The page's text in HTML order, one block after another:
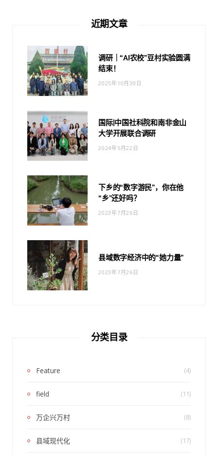
近期文章
调研｜“AI农校”豆村实验圆满
结束！
2025年10月30日
国际|中国社科院和南非金山
大学开展联合调研
2024年5月22日
下乡的“数字游民”，你在他
“乡”还好吗？
2023年7月26日
县域数字经济中的“她力量”
2023年7月26日
分类目录
Feature (4)
field (11)
万企兴万村 (8)
县域现代化 (17)